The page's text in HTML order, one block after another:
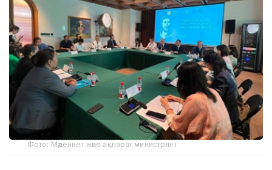
Фото: Мәдениет және ақпарат министрлігі